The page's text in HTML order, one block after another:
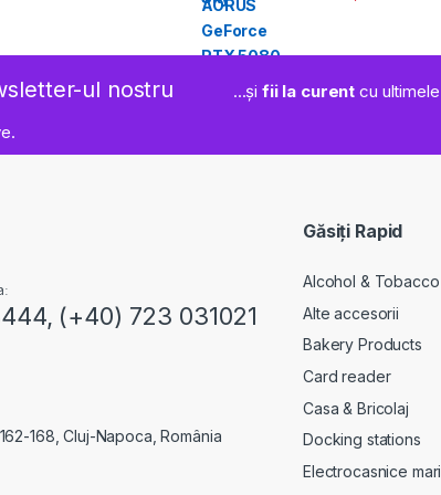
ul nostru ...șifii la curent cu ultimele
(+40) 723 031021
168, Cluj-Napoca, România
Găsiți Rapid
Alcohol & Tobacco
Alte accesorii
Bakery Products
Card reader
Casa & Bricolaj
Docking stations
Electrocasnice mari